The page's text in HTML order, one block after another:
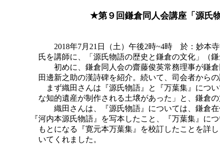
★第９回鎌倉同人会講座「源氏
2018年7月21日（土）午後2時~4時 於：妙本
氏を講師に、「源氏物語の歴史と鎌倉の文化」（鎌
初めに、鎌倉同人会の齋藤俊英常務理事が鎌
田邊新之助の漢詩碑を紹介。続いて、司会者からの
まず織田さんは『源氏物語』と『万葉集』につい
な知的遺産が制作される土壌があった」と、鎌倉の
織田さんは、『源氏物語』については、鎌倉
『河内本源氏物語』を写本したこと、『万葉集』に
もとになる『寛元本万葉集』を校訂したことを詳し
いてくれました。